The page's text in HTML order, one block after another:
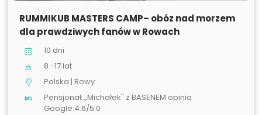
SPRZEDANE
RUMMIKUB MASTERS CAMP– obóz nad morzem
dla prawdziwych fanów w Rowach
10 dni
8 -17 lat
Polska | Rowy
Pensjonat ,,Michałek" z BASENEM opinia
Google:4.6/5.0